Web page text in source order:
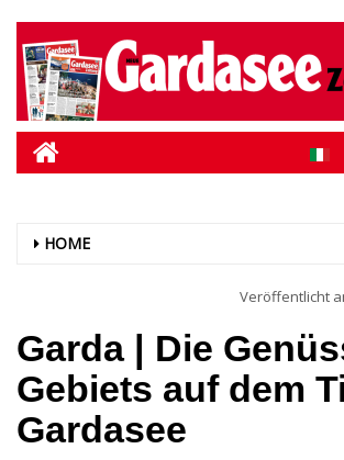
HOME
Veröffentlicht
Garda | Die
Gebiets auf dem
Gardasee